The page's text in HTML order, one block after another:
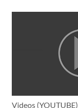
Videos (YOUTUBE)